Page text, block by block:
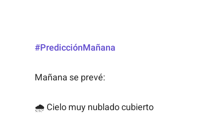
#PredicciónMañana
Mañana se prevé:
🌧 Cielo muy nublado cubierto